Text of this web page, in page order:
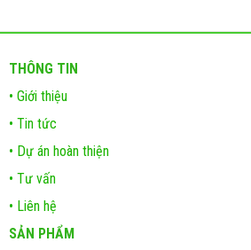
THÔNG TIN
• Giới thiệu
• Tin tức
• Dự án hoàn thiện
• Tư vấn
• Liên hệ
SẢN PHẨM